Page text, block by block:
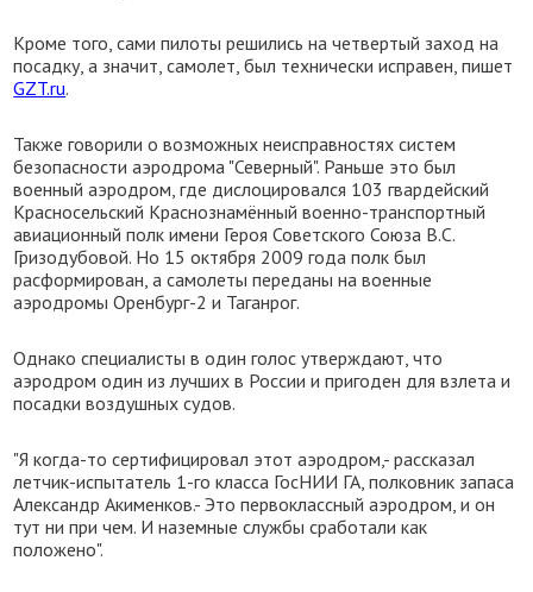
Кроме того, сами пилоты решились на четвертый заход на
посадку, а значит, самолет, был технически исправен, пишет
GZT.ru.
Также говорили о возможных неисправностях систем
безопасности аэродрома "Северный". Раньше это был
военный аэродром, где дислоцировался 103 гвардейский
Красносельский Краснознамённый военно-транспортный
авиационный полк имени Героя Советского Союза В.С.
Гризодубовой. Но 15 октября 2009 года полк был
расформирован, а самолеты переданы на военные
аэродромы Оренбург-2 и Таганрог.
Однако специалисты в один голос утверждают, что
аэродром один из лучших в России и пригоден для взлета и
посадки воздушных судов.
"Я когда-то сертифицировал этот аэродром,- рассказал
летчик-испытатель 1-го класса ГосНИИ ГА, полковник запаса
Александр Акименков.- Это первоклассный аэродром, и он
тут ни при чем. И наземные службы сработали как
положено".